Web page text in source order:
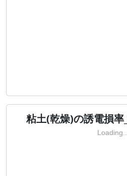
粘土(乾燥)の誘電損
Loading...